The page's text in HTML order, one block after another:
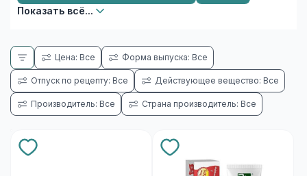
Показать всё...
Цена: Все Форма выпуска: Все
Отпуск по рецепту: Все Действующее вещество: Все
Производитель: Все Страна производитель: Все